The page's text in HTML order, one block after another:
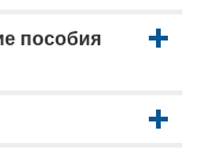
пособия